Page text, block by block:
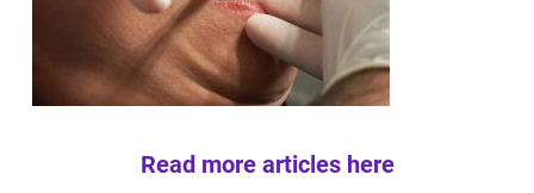
Read more articles here